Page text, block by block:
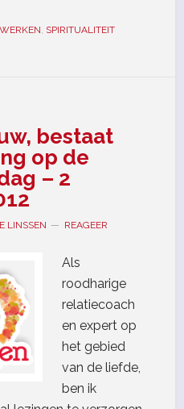
, SPIRITUALITEIT
bestaat
op de
– 2
LINSSEN REAGEER
Als
roodharige
relatiecoach
en expert op
het gebied
van de liefde,
ben ik